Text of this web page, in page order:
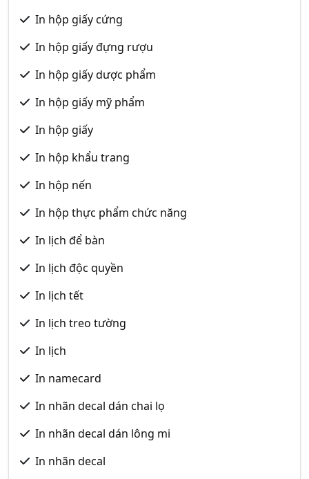
In hộp giấy cứng
In hộp giấy đựng rượu
In hộp giấy dược phẩm
In hộp giấy mỹ phẩm
In hộp giấy
In hộp khẩu trang
In hộp nến
In hộp thực phẩm chức năng
In lịch để bàn
In lịch độc quyền
In lịch tết
In lịch treo tường
In lịch
In namecard
In nhãn decal dán chai lọ
In nhãn decal dán lông mi
In nhãn decal